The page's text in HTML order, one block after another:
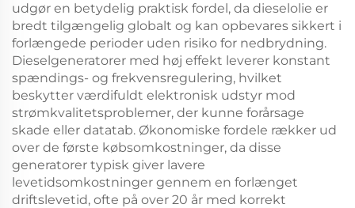
udgør en betydelig praktisk fordel, da dieselolie er
bredt tilgængelig globalt og kan opbevares sikkert i
forlængede perioder uden risiko for nedbrydning.
Dieselgeneratorer med høj effekt leverer konstant
spændings- og frekvensregulering, hvilket
beskytter værdifuldt elektronisk udstyr mod
strømkvalitetsproblemer, der kunne forårsage
skade eller datatab. Økonomiske fordele rækker ud
over de første købsomkostninger, da disse
generatorer typisk giver lavere
levetidsomkostninger gennem en forlænget
driftslevetid, ofte på over 20 år med korrekt